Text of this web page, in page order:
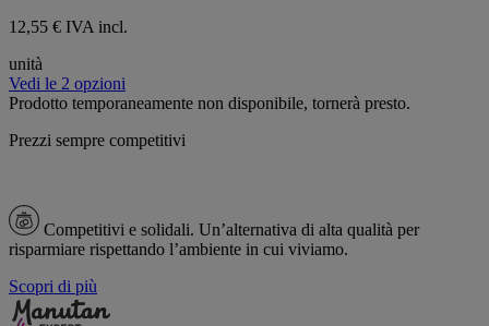
12,55 € IVA incl.
unità
Vedi le 2 opzioni
Prodotto temporaneamente non disponibile, tornerà presto.
Prezzi sempre competitivi
Competitivi e solidali. Un’alternativa di alta qualità per
risparmiare rispettando l’ambiente in cui viviamo.
Scopri di più